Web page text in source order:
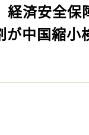
経済安全
が中国縮小